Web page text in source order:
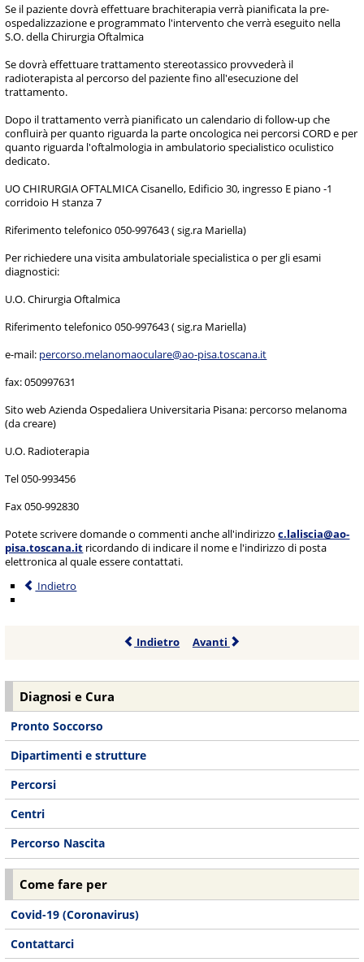
Se il paziente dovrà effettuare brachiterapia verrà pianificata la pre-
ospedalizzazione e programmato l'intervento che verrà eseguito nella
S.O. della Chirurgia Oftalmica
Se dovrà effettuare trattamento stereotassico provvederà il
radioterapista al percorso del paziente fino all'esecuzione del
trattamento.
Dopo il trattamento verrà pianificato un calendario di follow-up che
confluirà per quanto riguarda la parte oncologica nei percorsi CORD e per
quanto riguarda l'oftalmologia in ambulatorio specialistico oculistico
dedicato.
UO CHIRURGIA OFTALMICA Cisanello, Edificio 30, ingresso E piano -1
corridoio H stanza 7
Riferimento telefonico 050-997643 ( sig.ra Mariella)
Per richiedere una visita ambulatoriale specialistica o per gli esami
diagnostici:
U.O. Chirurgia Oftalmica
Riferimento telefonico 050-997643 ( sig.ra Mariella)
e-mail: percorso.melanomaoculare@ao-pisa.toscana.it
fax: 050997631
Sito web Azienda Ospedaliera Universitaria Pisana: percorso melanoma
(da creare)
U.O. Radioterapia
Tel 050-993456
Fax 050-992830
Potete scrivere domande o commenti anche all'indirizzoc.laliscia@ao-
pisa.toscana.it ricordando di indicare il nome e l'indirizzo di posta
elettronica al quale essere contattati.
Indietro
Indietro Avanti
Diagnosi e Cura
Pronto Soccorso
Dipartimenti e strutture
Percorsi
Centri
Percorso Nascita
Come fare per
Covid-19 (Coronavirus)
Contattarci